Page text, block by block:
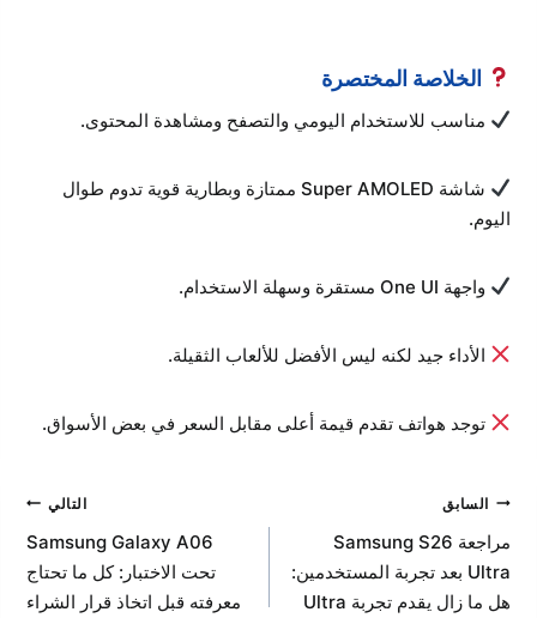
الخلاصة المختصرة
مناسب للاستخدام اليومي والتصفح ومشاهدة المحتوى.
شاشة Super AMOLED ممتازة وبطارية قوية تدوم طوال
اليوم.
واجهة One UI مستقرة وسهلة الاستخدام.
الأداء جيد لكنه ليس الأفضل للألعاب الثقيلة.
توجد هواتف تقدم قيمة أعلى مقابل السعر في بعض الأسواق.
تصفّح
المقالات
السابق
مراجعة Samsung S26
Ultra بعد تجربة المستخدمين:
هل ما زال يقدم تجربة Ultra
التالي
Samsung Galaxy A06
تحت الاختبار: كل ما تحتاج
معرفته قبل اتخاذ قرار الشراء